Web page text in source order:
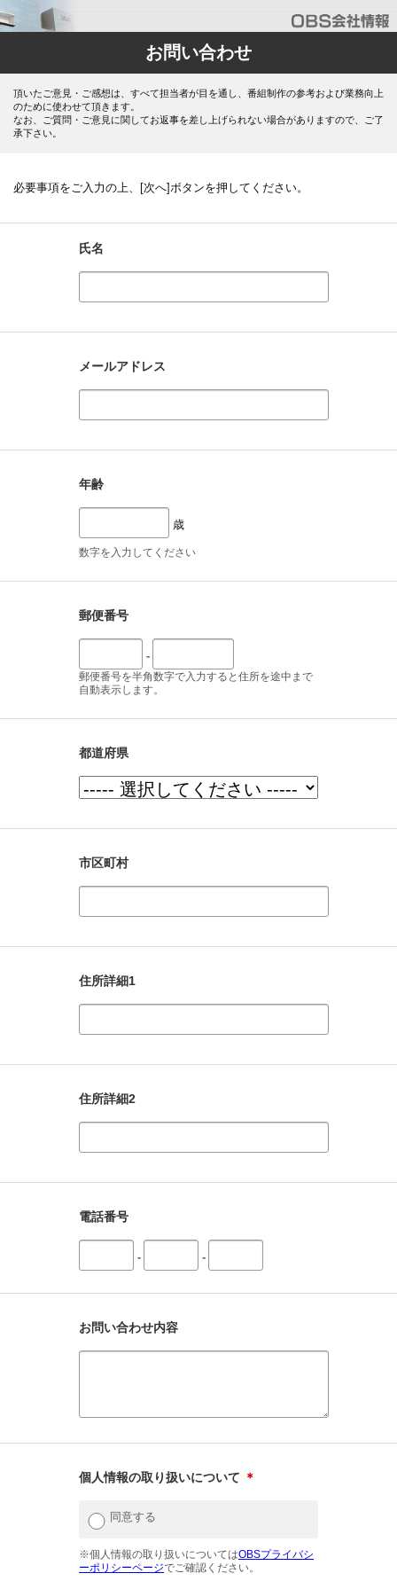
お問い合わせ
頂いたご意見・ご感想は、すべて担当者が目を通し、番組制作の参考および業務向上
のために使わせて頂きます。
なお、ご質問・ご意見に関してお返事を差し上げられない場合がありますので、ご了
承下さい。
必要事項をご入力の上、[次へ]ボタンを押してください。
氏名
メールアドレス
年齢
歳
数字を入力してください
郵便番号
-
郵便番号を半角数字で入力すると住所を途中まで
自動表示します。
都道府県
市区町村
住所詳細1
住所詳細2
電話番号
- -
お問い合わせ内容
個人情報の取り扱いについて ＊
同意する
※個人情報の取り扱いについてはOBSプライバシ
ーポリシーページでご確認ください。